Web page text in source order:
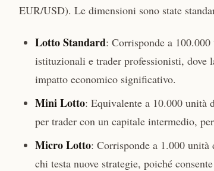
EUR/USD). Le dimensioni sono state
Lotto Standard: Corrisponde a
istituzionali e trader professionisti,
impatto economico significativo.
Mini Lotto: Equivalente a 10.000 unità
per trader con un capitale intermedio,
Micro Lotto: Corrisponde a 1.000
chi testa nuove strategie, poiché